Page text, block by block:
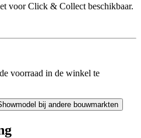
voor Click & Collect beschikbaar.
voorraad in de winkel te
bij andere bouwmarkten